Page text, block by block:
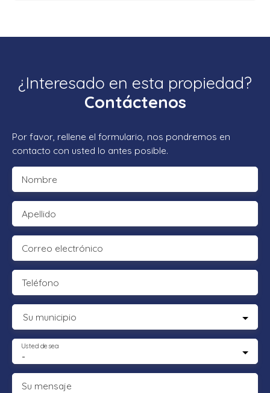
¿Interesado en esta propiedad?
Contáctenos
Por favor, rellene el formulario, nos pondremos en
contacto con usted lo antes posible.
Nombre
Apellido
Correo electrónico
Teléfono
Su municipio
-
Usted desea
Su mensaje